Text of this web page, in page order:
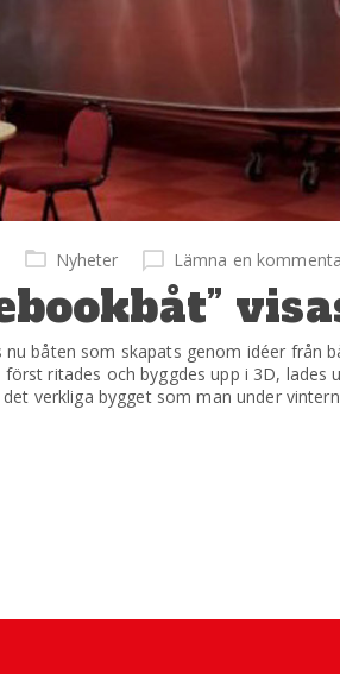
Nyheter Lämna en
båten som skapats genom idéer från
ritades och byggdes upp i 3D,
verkliga bygget som man under